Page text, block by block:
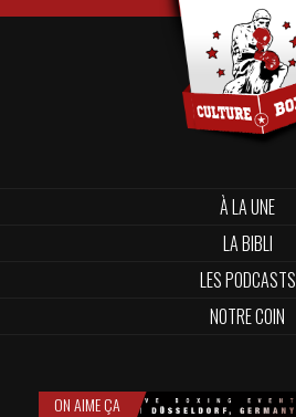
À LA UNE
LA BIBLI
LES PODCASTS
NOTRE COIN
ON AIME ÇA